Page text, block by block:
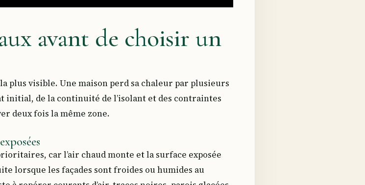
avant de choisir un
plus visible. Une maison perd sa chaleur par plusieurs
initial, de la continuité de l’isolant et des contraintes
deux fois la même zone.
car l’air chaud monte et la surface exposée
lorsque les façades sont froides ou humides au